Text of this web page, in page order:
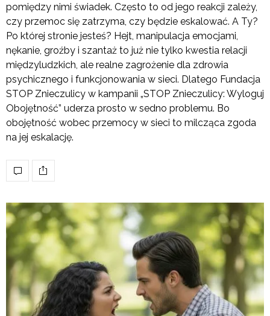
pomiędzy nimi świadek. Często to od jego reakcji zależy,
czy przemoc się zatrzyma, czy będzie eskalować. A Ty?
Po której stronie jesteś? Hejt, manipulacja emocjami,
nękanie, groźby i szantaż to już nie tylko kwestia relacji
międzyludzkich, ale realne zagrożenie dla zdrowia
psychicznego i funkcjonowania w sieci. Dlatego Fundacja
STOP Znieczulicy w kampanii „STOP Znieczulicy: Wyloguj
Obojętność” uderza prosto w sedno problemu. Bo
obojętność wobec przemocy w sieci to milcząca zgoda
na jej eskalację.